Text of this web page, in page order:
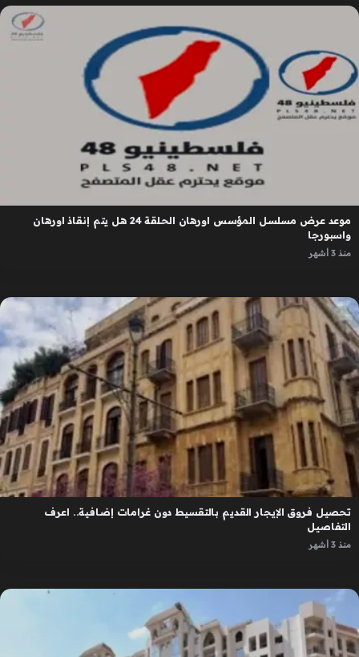
موعد عرض مسلسل المؤسس اورهان الحلقة 24 هل يتم إنقاذ اورهان
واسبورجا
منذ 3 أشهر
تحصيل فروق الإيجار القديم بالتقسيط دون غرامات إضافية.. اعرف
التفاصيل
منذ 3 أشهر